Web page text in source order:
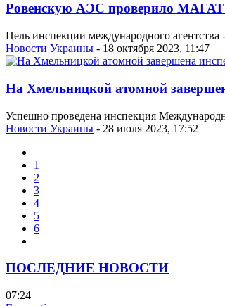
Ровенскую АЭС проверило
Цель инспекции международного агентства
Новости Украины - 18 октября 2023, 11:47
На Хмельницкой атомной
Успешно проведена инспекция
Новости Украины - 28 июля 2023, 17:52
1
2
3
4
5
6
ПОСЛЕДНИЕ НОВОСТИ
07:24